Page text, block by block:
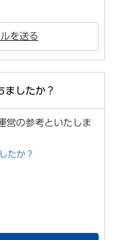
を送る
ましたか？
営の参考といたしま
たか？